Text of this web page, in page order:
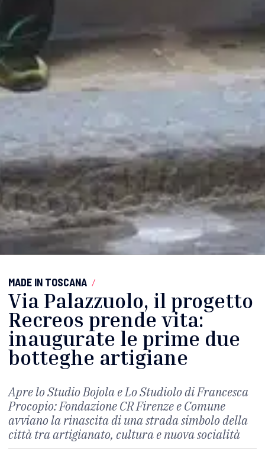
MADE IN TOSCANA /
Via Palazzuolo, il progetto
Recreos prende vita:
inaugurate le prime due
botteghe artigiane
Apre lo Studio Bojola e Lo Studiolo di Francesca
Procopio: Fondazione CR Firenze e Comune
avviano la rinascita di una strada simbolo della
città tra artigianato, cultura e nuova socialità